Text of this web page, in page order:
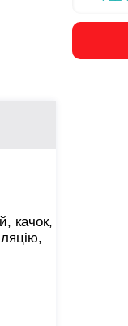
качок,